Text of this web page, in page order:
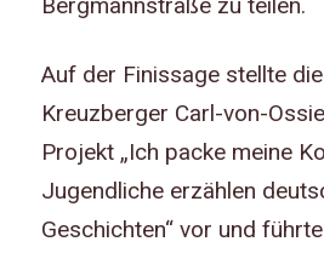
Auf der Finissage stellte
Kreuzberger Carl-von-
Projekt „Ich packe meine
Jugendliche erzählen
Geschichten“ vor und